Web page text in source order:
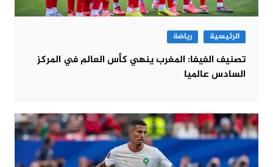
الرئيسية رياضة
تصنيف الفيفا: المغرب ينهي كأس العالم في المركز
السادس عالميا